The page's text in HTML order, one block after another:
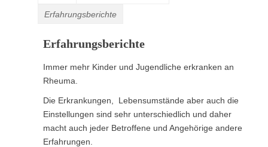
Erfahrungsberichte
Erfahrungsberichte
Immer mehr Kinder und Jugendliche erkranken an
Rheuma.
Die Erkrankungen, Lebensumstände aber auch die
Einstellungen sind sehr unterschiedlich und daher
macht auch jeder Betroffene und Angehörige andere
Erfahrungen.